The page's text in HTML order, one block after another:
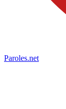
Paroles.net